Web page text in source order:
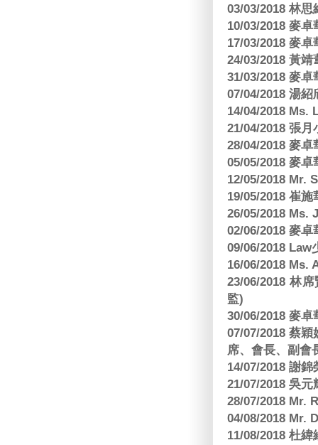
03/03/2018 林
10/03/2018 麥
17/03/2018 麥
24/03/2018 黃
31/03/2018 麥
07/04/2018 湯
14/04/2018
21/04/2018 張
28/04/2018 麥
05/05/2018 麥
12/05/2018 Mr.
19/05/2018 崔
26/05/2018 Ms.
02/06/2018 麥
09/06/2018 Law
16/06/2018 Ms.
23/06/2018 林
監)
30/06/2018 麥
07/07/2018 蔡
席、會長、副會
14/07/2018 謝
21/07/2018 吳元
28/07/2018 Mr.
04/08/2018 Mr.
11/08/2018 杜